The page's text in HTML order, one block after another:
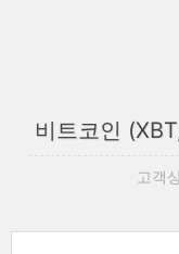
비트코인
고객